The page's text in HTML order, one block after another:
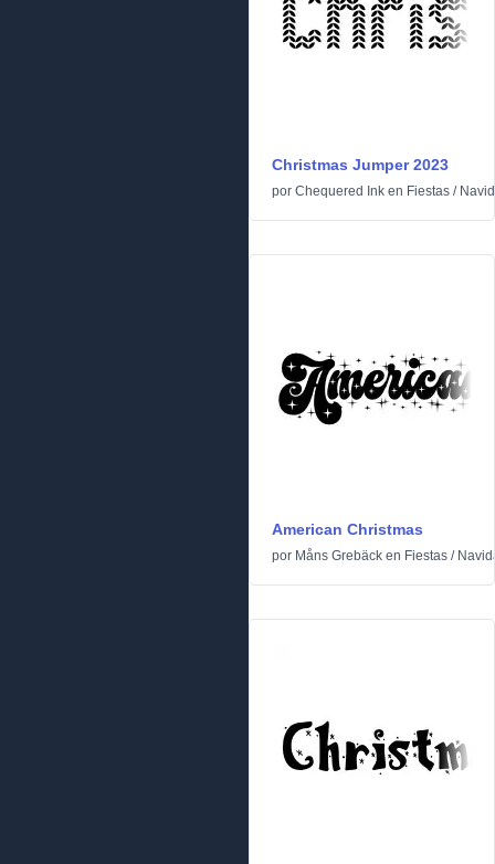
Christmas Jumper 2023
por Chequered Ink en Fiestas /
American Christmas
por Måns Grebäck en Fiestas /